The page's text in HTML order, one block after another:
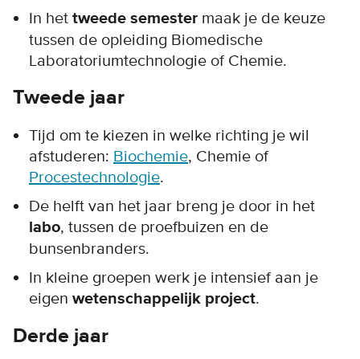
In het tweede semester maak je de keuze
tussen de opleiding Biomedische
Laboratoriumtechnologie of Chemie.
Tweede jaar
Tijd om te kiezen in welke richting je wil
afstuderen: Biochemie, Chemie of
Procestechnologie.
De helft van het jaar breng je door in het
labo, tussen de proefbuizen en de
bunsenbranders.
In kleine groepen werk je intensief aan je
eigen wetenschappelijk project.
Derde jaar